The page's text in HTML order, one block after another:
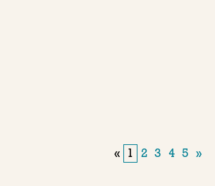
« 1 2 3 4 5 »